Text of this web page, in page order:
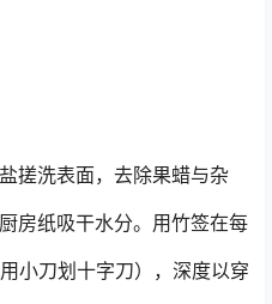
搓洗表面，去除果蜡与杂
房纸吸干水分。用竹签在每
小刀划十字刀），深度以穿